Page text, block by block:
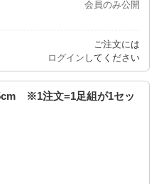
会員のみ公開
ご注文には
ログイン してください
※1注文=1足組が1セッ